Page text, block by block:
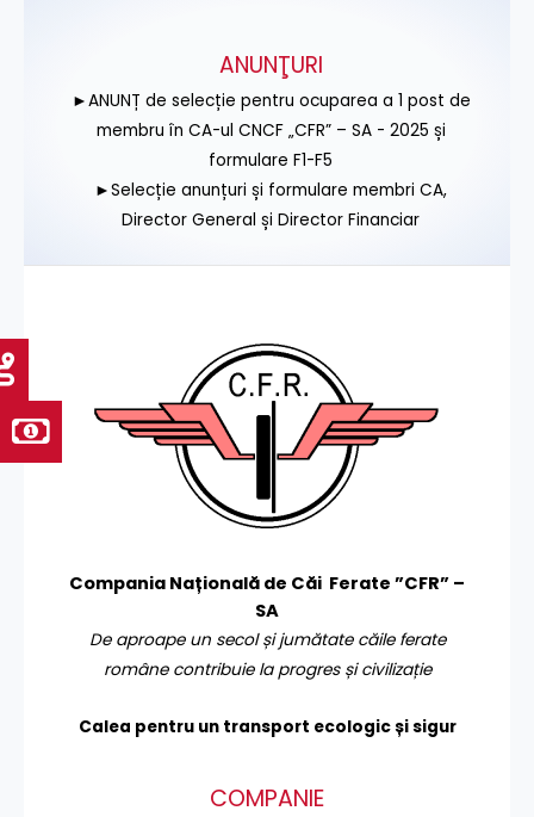
ANUNŢURI
►ANUNȚ de selecție pentru ocuparea a 1 post de
membru în CA-ul CNCF „CFR” – SA - 2025 și
formulare F1-F5
►Selecție anunțuri și formulare membri CA,
Director General și Director Financiar
Compania Națională de Căi Ferate ”CFR” –
SA
De aproape un secol și jumătate căile ferate
române contribuie la progres și civilizație
Calea pentru un transport ecologic și sigur
COMPANIE